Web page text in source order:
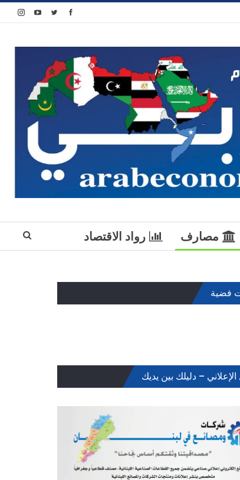
مصارف رواد الاقتصاد
فضية
الإعلاني – دليلك بين يديك